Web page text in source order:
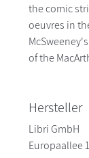
the comic
oeuvres in
of the
Hersteller
Libri GmbH
Europaallee 1